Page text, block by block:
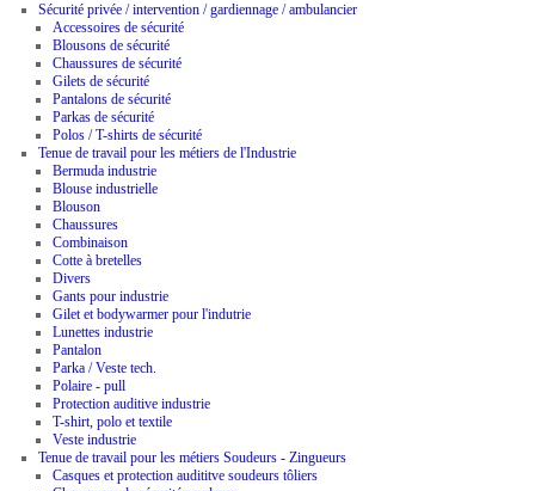
Sécurité privée / intervention / gardiennage / ambulancier
Accessoires de sécurité
Blousons de sécurité
Chaussures de sécurité
Gilets de sécurité
Pantalons de sécurité
Parkas de sécurité
Polos / T-shirts de sécurité
Tenue de travail pour les métiers de l'Industrie
Bermuda industrie
Blouse industrielle
Blouson
Chaussures
Combinaison
Cotte à bretelles
Divers
Gants pour industrie
Gilet et bodywarmer pour l'indutrie
Lunettes industrie
Pantalon
Parka / Veste tech.
Polaire - pull
Protection auditive industrie
T-shirt, polo et textile
Veste industrie
Tenue de travail pour les métiers Soudeurs - Zingueurs
Casques et protection audititve soudeurs tôliers